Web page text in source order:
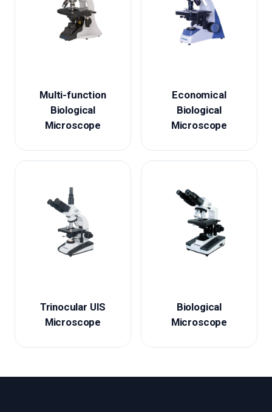
Multi-function
Biological
Microscope
Economical
Biological
Microscope
Trinocular UIS
Microscope
Biological
Microscope